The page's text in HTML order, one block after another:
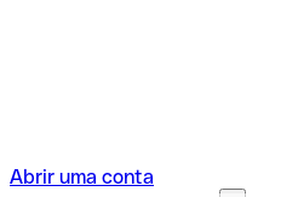
Abrir uma conta